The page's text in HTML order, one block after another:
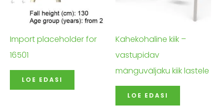
Import placeholder for
16501
LOE EDASI
Kahekohaline kiik –
vastupidav
mänguväljaku kiik lastele
LOE EDASI